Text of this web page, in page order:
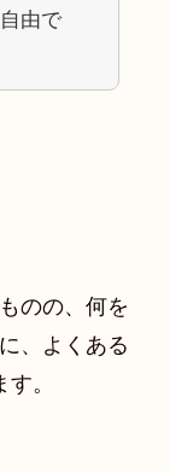
由で
のの、何を
、よくある
。